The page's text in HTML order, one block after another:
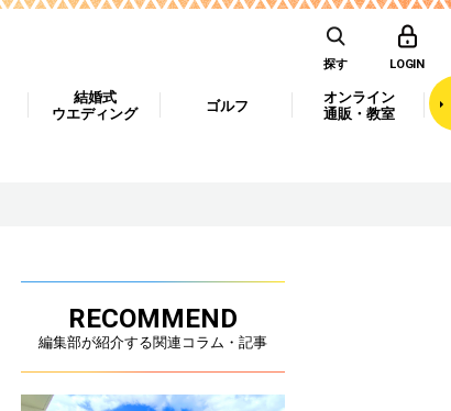
探す LOGIN
結婚式
ウエディング
ゴルフ
オンライン
通販・教室
RECOMMEND
編集部が紹介する関連コラム・記事